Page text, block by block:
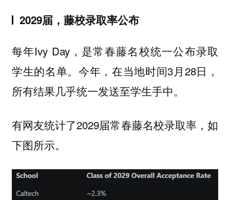
2029届，藤校录取率公布
每年Ivy Day，是常春藤名校统一公布录取
学生的名单。今年，在当地时间3月28日，
所有结果几乎统一发送至学生手中。
有网友统计了2029届常春藤名校录取率，如
下图所示。